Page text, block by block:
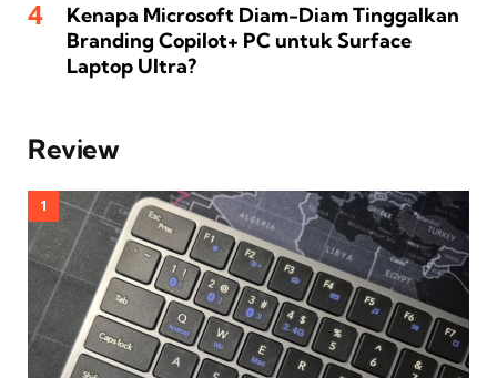
Kenapa Microsoft Diam-Diam Tinggalkan
Branding Copilot+ PC untuk Surface
Laptop Ultra?
Review